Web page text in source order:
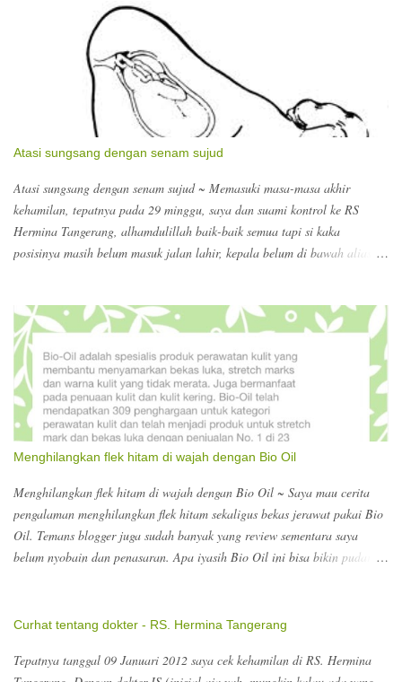
Atasi sungsang dengan senam sujud
Atasi sungsang dengan senam sujud ~ Memasuki masa-masa akhir
kehamilan, tepatnya pada 29 minggu, saya dan suami kontrol ke RS
Hermina Tangerang, alhamdulillah baik-baik semua tapi si kaka
posisinya masih belum masuk jalan lahir, kepala belum di bawah alias
menit. Wow?? Perlu diinget supaya melakukannya di atas tempat tidur
aja atau alas yang empuk, biar kalau si bumil oleng jatuh kecapean ngga
kena dasar yang keras. Ngomong-ngomong masa akhir kehamilan, pas di
RS kita diarahkan untuk registrasi untuk persalinan. Berhubung melihat
search keywords yang terdampar ke blog ini, ada yang nyari nomor
telepon Hermina, ada yang nyari biaya dokter kandungan di Hermina
Tangerang. Kalau dokter kandungan untuk konsultasi dokter obsgyn Rp.
126.000. itu sudah termasuk USG. Nomor teleponnya bisa ke 021-
55772525. Biasanya sebelum kontrol, melakukan booking lew...
Menghilangkan flek hitam di wajah dengan Bio Oil
Menghilangkan flek hitam di wajah dengan Bio Oil ~ Saya mau cerita
pengalaman menghilangkan flek hitam sekaligus bekas jerawat pakai Bio
Oil. Temans blogger juga sudah banyak yang review sementara saya
belum nyobain dan penasaran. Apa iyasih Bio Oil ini bisa bikin pudar
Hasilnya setelah 3 minggu memang nampak sedikit memudar, ya orang
simsalabim :)) Jadi lanjut cerita, Bio Oil ini tuh apa dan seperti apa sih?
Curhat tentang dokter - RS. Hermina Tangerang
Tepatnya tanggal 09 Januari 2012 saya cek kehamilan di RS. Hermina